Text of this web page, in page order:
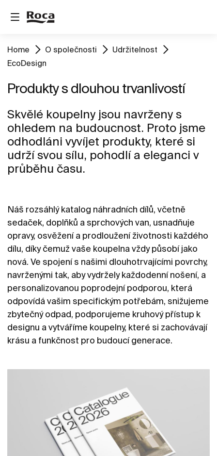
Home O společnosti
Udržitelnost
EcoDesign
Produkty s dlouhou trvanlivostí
Skvělé koupelny jsou navrženy s
ohledem na budoucnost. Proto jsme
odhodláni vyvíjet produkty, které si
udrží svou sílu, pohodlí a eleganci v
průběhu času.
Náš rozsáhlý katalog náhradních dílů, včetně
sedaček, doplňků a sprchových van, usnadňuje
opravy, osvěžení a prodloužení životnosti každého
dílu, díky čemuž vaše koupelna vždy působí jako
nová. Ve spojení s našimi dlouhotrvajícími povrchy,
navrženými tak, aby vydržely každodenní nošení, a
personalizovanou poprodejní podporou, která
odpovídá vašim specifickým potřebám, snižujeme
zbytečný odpad, podporujeme kruhový přístup k
designu a vytváříme koupelny, které si zachovávají
krásu a funkčnost pro budoucí generace.